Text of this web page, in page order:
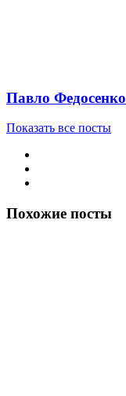
Павло Федосенко
Показать все посты
Похожие посты